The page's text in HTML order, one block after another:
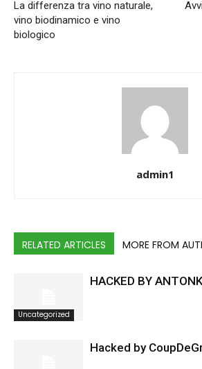
La differenza tra vino naturale,
vino biodinamico e vino
biologico
admin1
RELATED ARTICLES MORE FROM
Uncategorized
HACKED BY
Hacked by